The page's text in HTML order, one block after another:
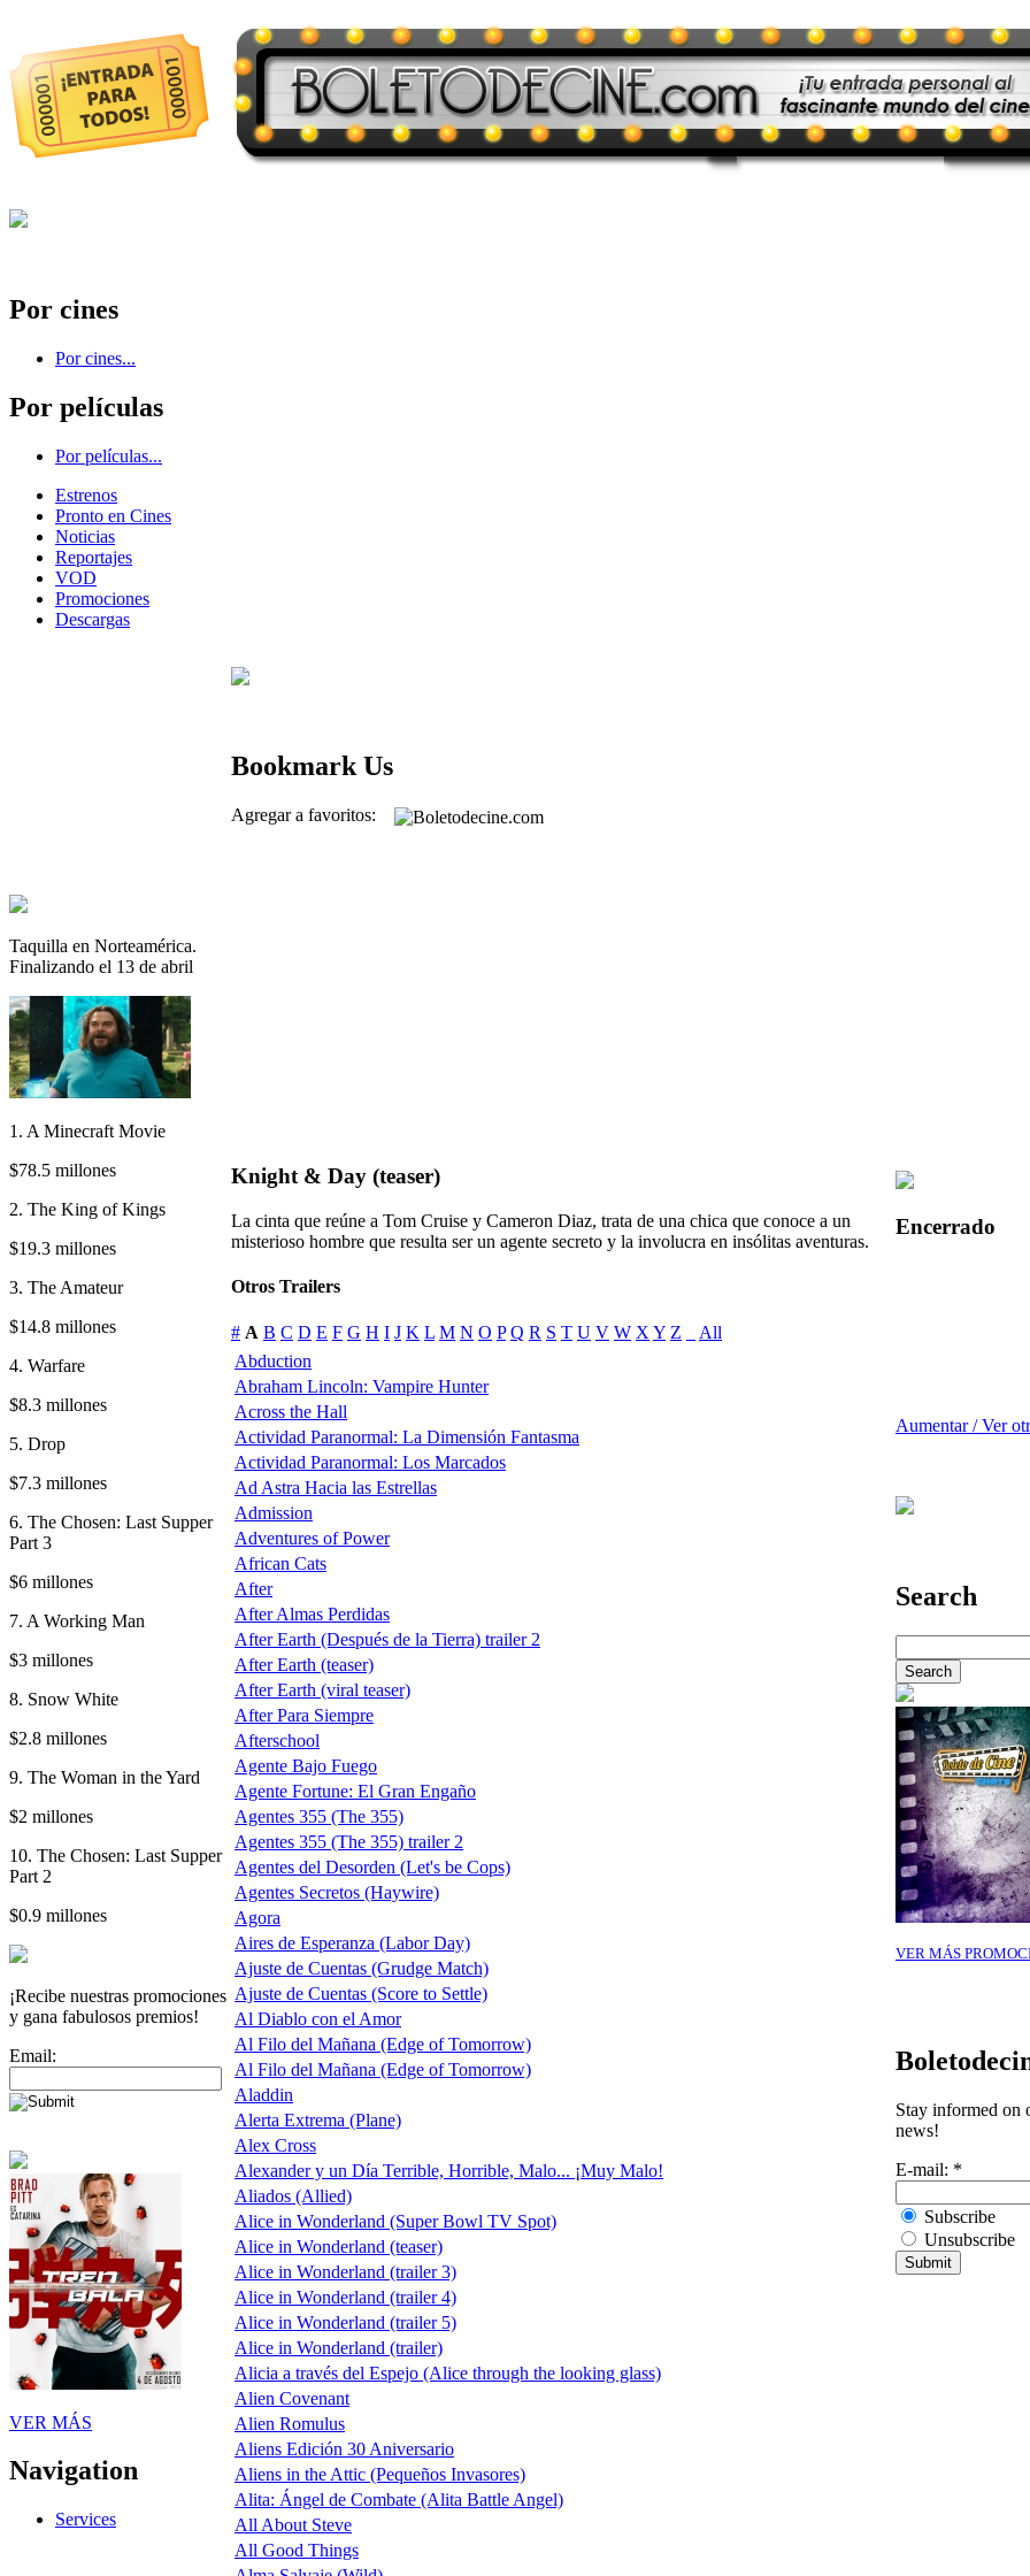
Por cines
Por cines...
Por películas
Por películas...
Estrenos
Pronto en Cines
Noticias
Reportajes
VOD
Promociones
Descargas
Taquilla en Norteamérica.
Finalizando el 13 de abril
1. A Minecraft Movie
$78.5 millones
2. The King of Kings
$19.3 millones
3. The Amateur
$14.8 millones
4. Warfare
$8.3 millones
5. Drop
$7.3 millones
6. The Chosen: Last Supper
Part 3
$6 millones
7. A Working Man
$3 millones
8. Snow White
$2.8 millones
9. The Woman in the Yard
$2 millones
10. The Chosen: Last Supper
Part 2
$0.9 millones
¡Recibe nuestras promociones
y gana fabulosos premios!
Email:
VER MÁS
Navigation
Services
Bookmark Us
Agregar a favoritos:
Knight & Day (teaser)
La cinta que reúne a Tom Cruise y Cameron Diaz, trata de una chica que conoce a un
misterioso hombre que resulta ser un agente secreto y la involucra en insólitas aventuras.
Otros Trailers
# A B C D E F G H I J K L M N O P Q R S T U V W X Y Z
All
Abduction
Abraham Lincoln: Vampire Hunter
Across the Hall
Actividad Paranormal: La Dimensión Fantasma
Actividad Paranormal: Los Marcados
Ad Astra Hacia las Estrellas
Admission
Adventures of Power
African Cats
After
After Almas Perdidas
After Earth (Después de la Tierra) trailer 2
After Earth (teaser)
After Earth (viral teaser)
After Para Siempre
Afterschool
Agente Bajo Fuego
Agente Fortune: El Gran Engaño
Agentes 355 (The 355)
Agentes 355 (The 355) trailer 2
Agentes del Desorden (Let's be Cops)
Agentes Secretos (Haywire)
Agora
Aires de Esperanza (Labor Day)
Ajuste de Cuentas (Grudge Match)
Ajuste de Cuentas (Score to Settle)
Al Diablo con el Amor
Al Filo del Mañana (Edge of Tomorrow)
Al Filo del Mañana (Edge of Tomorrow)
Aladdin
Alerta Extrema (Plane)
Alex Cross
Alexander y un Día Terrible, Horrible, Malo... ¡Muy Malo!
Aliados (Allied)
Alice in Wonderland (Super Bowl TV Spot)
Alice in Wonderland (teaser)
Alice in Wonderland (trailer 3)
Alice in Wonderland (trailer 4)
Alice in Wonderland (trailer 5)
Alice in Wonderland (trailer)
Alicia a través del Espejo (Alice through the looking glass)
Alien Covenant
Alien Romulus
Aliens Edición 30 Aniversario
Aliens in the Attic (Pequeños Invasores)
Alita: Ángel de Combate (Alita Battle Angel)
All About Steve
All Good Things
Encerrado
Aumentar / Ver
Search
VER MÁS
Stay informed on
news!
E-mail: *
Subscribe
Unsubscribe